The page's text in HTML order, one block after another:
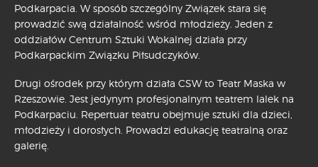
Podkarpacia. W sposób szczególny Związek stara się
prowadzić swą działalność wśród młodzieży. Jeden z
oddziałów Centrum Sztuki Wokalnej działa przy
Podkarpackim Związku Piłsudczyków.
Drugi ośrodek przy którym działa CSW to Teatr Maska w
Rzeszowie. Jest jedynym profesjonalnym teatrem lalek na
Podkarpaciu. Repertuar teatru obejmuje sztuki dla dzieci,
młodzieży i dorosłych. Prowadzi edukację teatralną oraz
galerię.